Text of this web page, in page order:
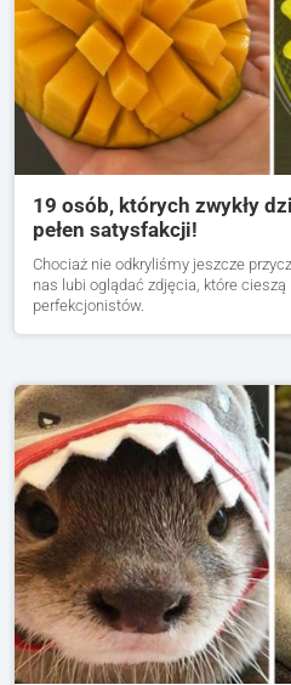
19 osób, których zwykły
pełen satysfakcji!
Chociaż nie odkryliśmy jeszcze
nas lubi oglądać zdjęcia, które
perfekcjonistów.